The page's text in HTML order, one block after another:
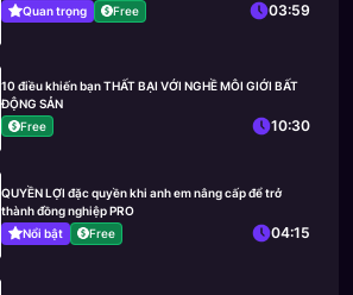
Quan trọng
Free 03:59
10 điều khiến bạn THẤT BẠI VỚI NGHỀ MÔI GIỚI BẤT
ĐỘNG SẢN
Free
10:30
QUYỀN LỢI đặc quyền khi anh em nâng cấp để trở
thành đồng nghiệp PRO
Nổi bật
Free 04:15